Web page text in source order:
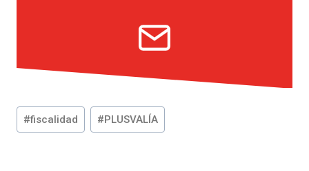
Etiquetas
de
#fiscalidad #PLUSVALÍA